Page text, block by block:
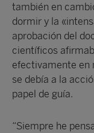
también en
dormir y la
aprobación del
científicos
efectivamente en
se debía a la
papel de guía.
“Siempre he